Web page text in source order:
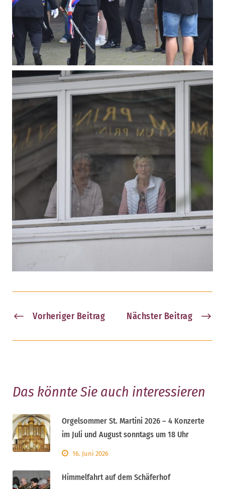
Vorheriger Beitrag Nächster Beitrag
Das könnte Sie auch interessieren
Orgelsommer St. Martini 2026 – 4 Konzerte
im Juli und August sonntags um 18 Uhr
16. Juni 2026
Himmelfahrt auf dem Schäferhof